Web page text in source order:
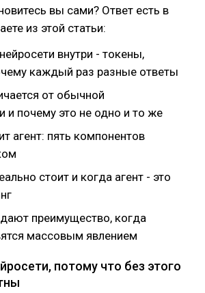
вы сами? Ответ есть в
из этой статьи:
внутри - токены,
каждый раз разные ответы
от обычной
и почему это не одно и то же
агент: пять компонентов
стоит и когда агент - это
преимущество, когда
массовым явлением
потому что без этого